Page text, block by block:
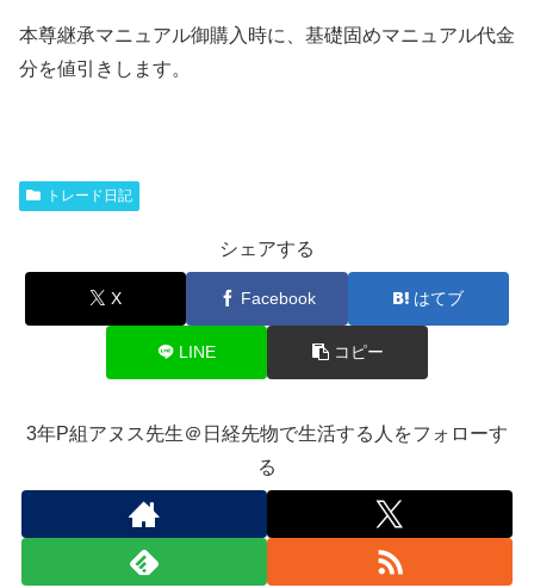
本尊継承マニュアル御購入時に、基礎固めマニュアル代金
分を値引きします。
トレード日記
シェアする
X Facebook はてブ
LINE コピー
3年P組アヌス先生＠日経先物で生活する人をフォローす
る